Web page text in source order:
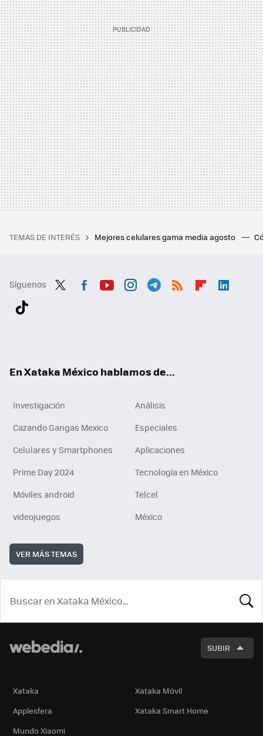
TEMAS DE INTERÉS Mejores celulares gama media agosto
Síguenos
En Xataka México hablamos de...
Investigación
Análisis
Cazando Gangas Mexico
Especiales
Celulares y Smartphones
Aplicaciones
Prime Day 2024
Tecnología en México
Móviles android
Telcel
videojuegos
México
VER MÁS TEMAS
SUBIR
Xataka
Xataka Móvil
Applesfera
Xataka Smart Home
Mundo Xiaomi